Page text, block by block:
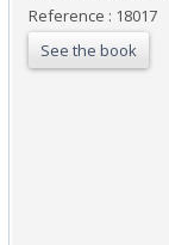
Reference : 18017
See the book